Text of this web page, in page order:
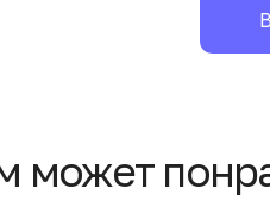
может